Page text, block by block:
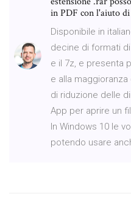
in PDF con l'aiuto
Disponibile in
decine di formati
e il 7z, e presenta
e alla
di riduzione delle
App per aprire un
In Windows 10 le
potendo usare